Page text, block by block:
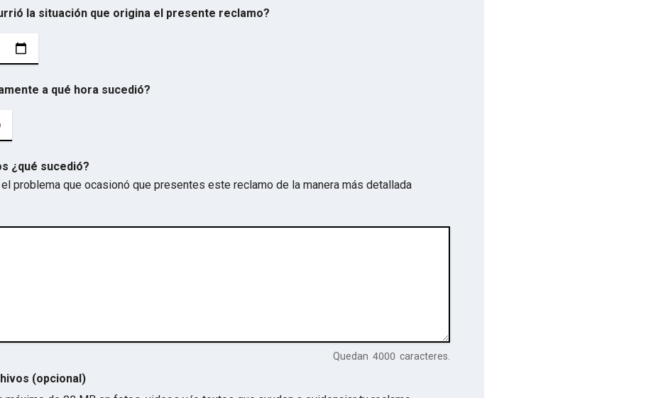
la situación que origina el presente reclamo?
a qué hora sucedió?
¿qué sucedió?
problema que ocasionó que presentes este reclamo de la manera más detallada
Quedan 4000 caracteres.
(opcional)